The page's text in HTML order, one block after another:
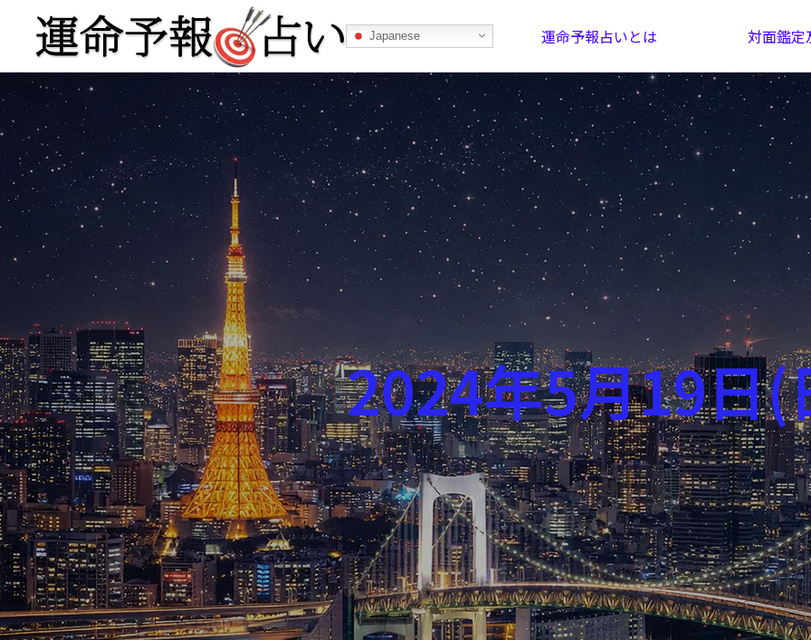
Japanese 運命予報占いとは 対面鑑定
運命予報占い
運命予報占いとは あなたの所属部屋を探そう！ 最恐の相性占い
記事カテゴリー
ブログ お知らせ 芸能界
スポーツ 競馬 社会
テニス四大大会・五輪
2024年5月19日(